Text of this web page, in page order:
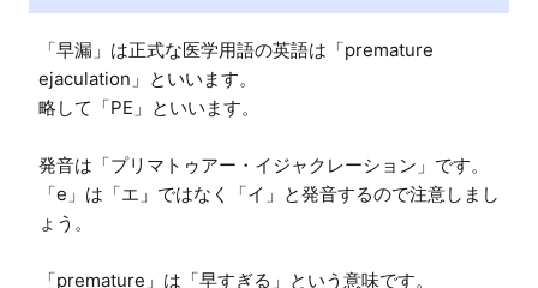
「早漏」は正式な医学用語の英語は「premature
ejaculation」といいます。
略して「PE」といいます。
発音は「プリマトゥアー・イジャクレーション」です。
「e」は「エ」ではなく「イ」と発音するので注意しまし
ょう。
「premature」は「早すぎる」という意味です。